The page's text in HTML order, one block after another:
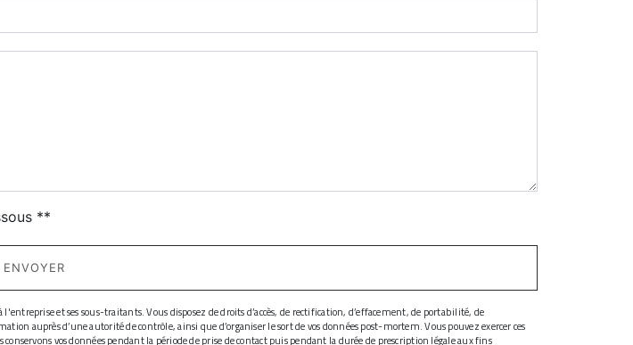
**
ENVOYER
et ses sous-traitants. Vous disposez de droits d’accès, de rectification, d’effacement, de portabilité, de
auprès d’une autorité de contrôle, ainsi que d’organiser le sort de vos données post-mortem. Vous pouvez exercer ces
vos données pendant la période de prise de contact puis pendant la durée de prescription légale aux fins